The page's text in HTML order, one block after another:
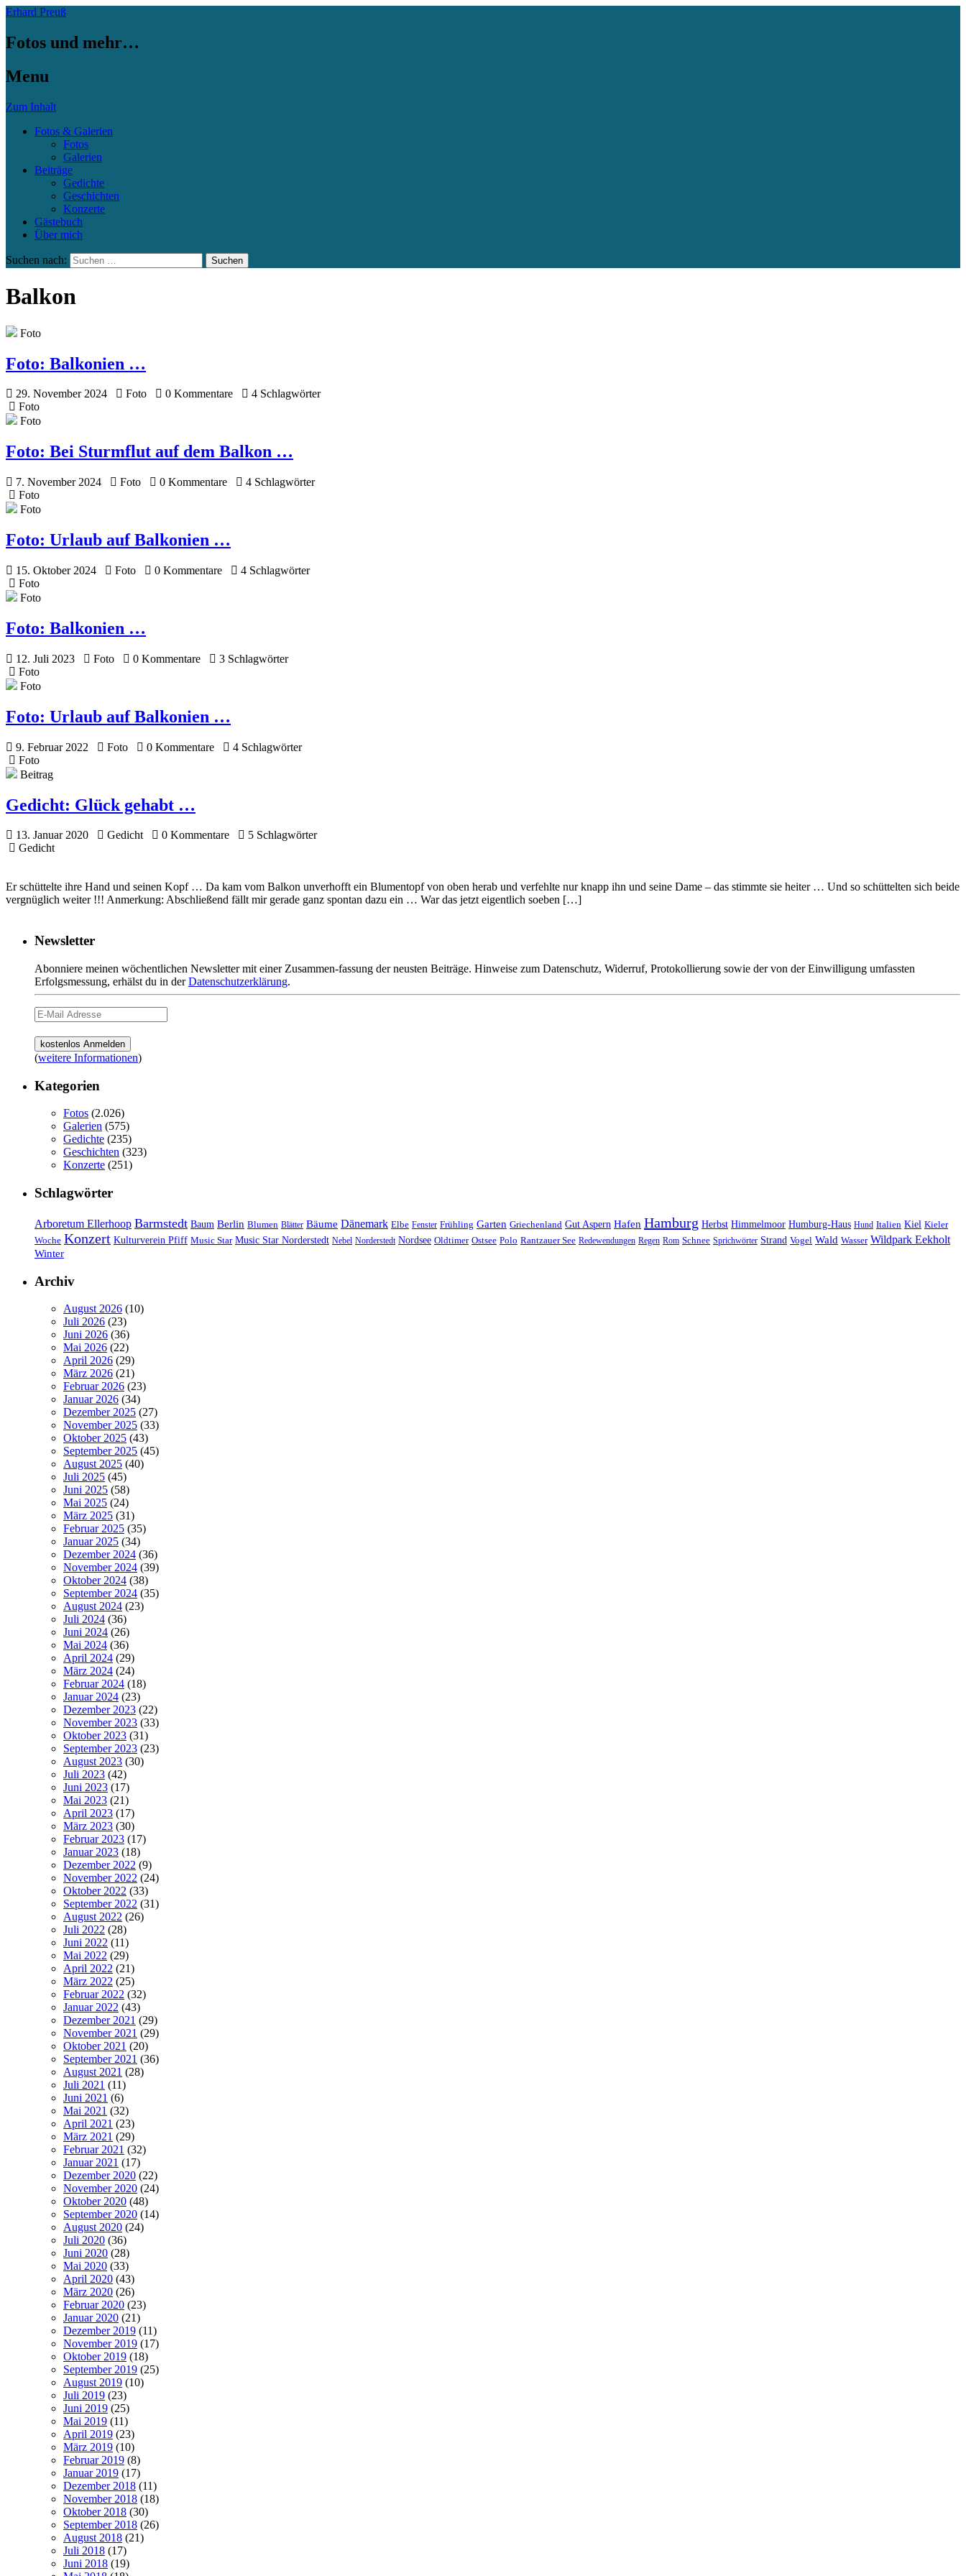
Erhard Preuß
Fotos und mehr…
Menu
Zum Inhalt
Fotos & Galerien
Fotos
Galerien
Beiträge
Gedichte
Geschichten
Konzerte
Gästebuch
Über mich
Suchen nach:
Balkon
Foto
Foto: Balkonien …
29. November 2024 Foto 0 Kommentare
4 Schlagwörter
Foto
Foto
Foto: Bei Sturmflut auf dem Balkon …
7. November 2024 Foto 0 Kommentare
4 Schlagwörter
Foto
Foto
Foto: Urlaub auf Balkonien …
15. Oktober 2024 Foto 0 Kommentare
4 Schlagwörter
Foto
Foto
Foto: Balkonien …
12. Juli 2023 Foto 0 Kommentare
3 Schlagwörter
Foto
Foto
Foto: Urlaub auf Balkonien …
9. Februar 2022 Foto 0 Kommentare
4 Schlagwörter
Foto
Beitrag
Gedicht: Glück gehabt …
13. Januar 2020 Gedicht 0 Kommentare
5 Schlagwörter
Gedicht
Er schüttelte ihre Hand und seinen Kopf … Da kam vom Balkon unverhofft ein Blumentopf von oben herab und verfehlte nur knapp ihn und seine Dame – das stimmte sie heiter … Und so schüttelten sich beide
vergnüglich weiter !!! Anmerkung: Abschließend fällt mir gerade ganz spontan dazu ein … War das jetzt eigentlich soeben […]
Newsletter
Abonniere meinen wöchentlichen Newsletter mit einer Zusammen-fassung der neusten Beiträge. Hinweise zum Datenschutz, Widerruf, Protokollierung sowie der von der Einwilligung umfassten
Erfolgsmessung, erhälst du in derDatenschutzerklärung.
(weitere Informationen)
Kategorien
Fotos (2.026)
Galerien (575)
Gedichte (235)
Geschichten (323)
Konzerte (251)
Schlagwörter
Arboretum Ellerhoop Barmstedt Baum Berlin Blumen Blätter Bäume Dänemark Elbe Fenster Frühling Garten Griechenland Gut Aspern Hafen Hamburg Herbst Himmelmoor Humburg-Haus Hund Italien Kiel Kieler
Woche Konzert Kulturverein Pfiff Music Star Music Star Norderstedt Nebel Norderstedt Nordsee Oldtimer Ostsee Polo Rantzauer See Redewendungen Regen Rom Schnee Sprichwörter Strand Vogel Wald Wasser Wildpark Eekholt
Winter
Archiv
August 2026 (10)
Juli 2026 (23)
Juni 2026 (36)
Mai 2026 (22)
April 2026 (29)
März 2026 (21)
Februar 2026 (23)
Januar 2026 (34)
Dezember 2025 (27)
November 2025 (33)
Oktober 2025 (43)
September 2025 (45)
August 2025 (40)
Juli 2025 (45)
Juni 2025 (58)
Mai 2025 (24)
März 2025 (31)
Februar 2025 (35)
Januar 2025 (34)
Dezember 2024 (36)
November 2024 (39)
Oktober 2024 (38)
September 2024 (35)
August 2024 (23)
Juli 2024 (36)
Juni 2024 (26)
Mai 2024 (36)
April 2024 (29)
März 2024 (24)
Februar 2024 (18)
Januar 2024 (23)
Dezember 2023 (22)
November 2023 (33)
Oktober 2023 (31)
September 2023 (23)
August 2023 (30)
Juli 2023 (42)
Juni 2023 (17)
Mai 2023 (21)
April 2023 (17)
März 2023 (30)
Februar 2023 (17)
Januar 2023 (18)
Dezember 2022 (9)
November 2022 (24)
Oktober 2022 (33)
September 2022 (31)
August 2022 (26)
Juli 2022 (28)
Juni 2022 (11)
Mai 2022 (29)
April 2022 (21)
März 2022 (25)
Februar 2022 (32)
Januar 2022 (43)
Dezember 2021 (29)
November 2021 (29)
Oktober 2021 (20)
September 2021 (36)
August 2021 (28)
Juli 2021 (11)
Juni 2021 (6)
Mai 2021 (32)
April 2021 (23)
März 2021 (29)
Februar 2021 (32)
Januar 2021 (17)
Dezember 2020 (22)
November 2020 (24)
Oktober 2020 (48)
September 2020 (14)
August 2020 (24)
Juli 2020 (36)
Juni 2020 (28)
Mai 2020 (33)
April 2020 (43)
März 2020 (26)
Februar 2020 (23)
Januar 2020 (21)
Dezember 2019 (11)
November 2019 (17)
Oktober 2019 (18)
September 2019 (25)
August 2019 (10)
Juli 2019 (23)
Juni 2019 (25)
Mai 2019 (11)
April 2019 (23)
März 2019 (10)
Februar 2019 (8)
Januar 2019 (17)
Dezember 2018 (11)
November 2018 (18)
Oktober 2018 (30)
September 2018 (26)
August 2018 (21)
Juli 2018 (17)
Juni 2018 (19)